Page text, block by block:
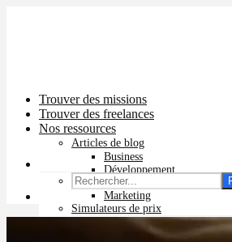
Trouver des missions
Trouver des freelances
Nos ressources
Articles de blog
Business
Développement
Graphisme
Marketing
Simulateurs de prix
Prix app mobile
Prix site vitrine